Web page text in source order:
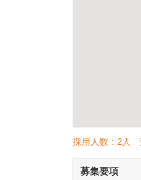
採用人数：2人
募集要項